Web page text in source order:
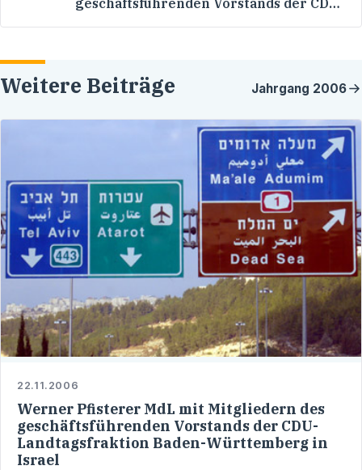
geschäftsführenden Vorstands der CDU-
Weitere Beiträge Jahrgang 2006
22.11.2006
Werner Pfisterer MdL mit Mitgliedern des
geschäftsführenden Vorstands der CDU-
Landtagsfraktion Baden-Württemberg in
Israel